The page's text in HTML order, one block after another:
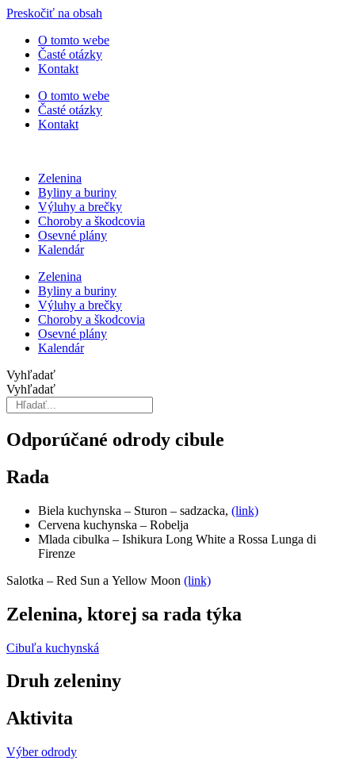
Preskočiť na obsah
O tomto webe
Časté otázky
Kontakt
O tomto webe
Časté otázky
Kontakt
Zelenina
Byliny a buriny
Výluhy a brečky
Choroby a škodcovia
Osevné plány
Kalendár
Zelenina
Byliny a buriny
Výluhy a brečky
Choroby a škodcovia
Osevné plány
Kalendár
Vyhľadať
Vyhľadať
Odporúčané odrody cibule
Rada
Biela kuchynska – Sturon – sadzacka, (link)
Cervena kuchynska – Robelja
Mlada cibulka – Ishikura Long White a Rossa Lunga di
Firenze
Salotka – Red Sun a Yellow Moon (link)
Zelenina, ktorej sa rada týka
Cibuľa kuchynská
Druh zeleniny
Aktivita
Výber odrody